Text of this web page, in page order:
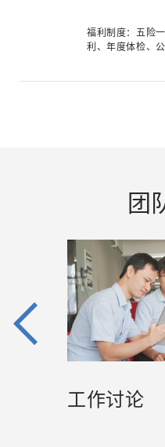
福利制度：五险
利、年度体检、公
团
内部培训
Previous